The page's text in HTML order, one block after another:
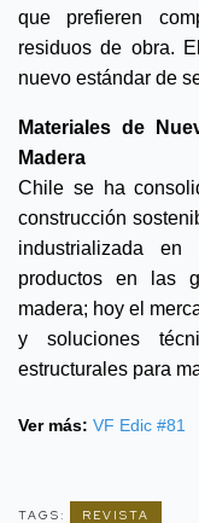
que prefieren
residuos de obra.
nuevo estándar de
Materiales de
Madera
Chile se ha
construcción
industrializada
productos en las
madera; hoy el
y soluciones
estructurales para
Ver más: VF Edic #81
TAGS: REVISTA